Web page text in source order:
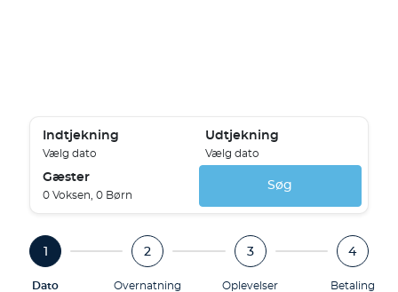
Indtjekning
Vælg dato
Udtjekning
Vælg dato
Gæster
0 Voksen, 0 Børn
Søg
Dato
2
Overnatning
3
Oplevelser
4
Betaling